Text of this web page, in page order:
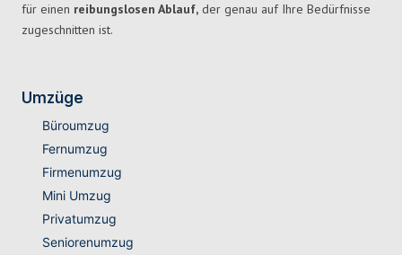
für einen reibungslosen Ablauf, der genau auf Ihre Bedürfnisse
zugeschnitten ist.
Umzüge
Büroumzug
Fernumzug
Firmenumzug
Mini Umzug
Privatumzug
Seniorenumzug